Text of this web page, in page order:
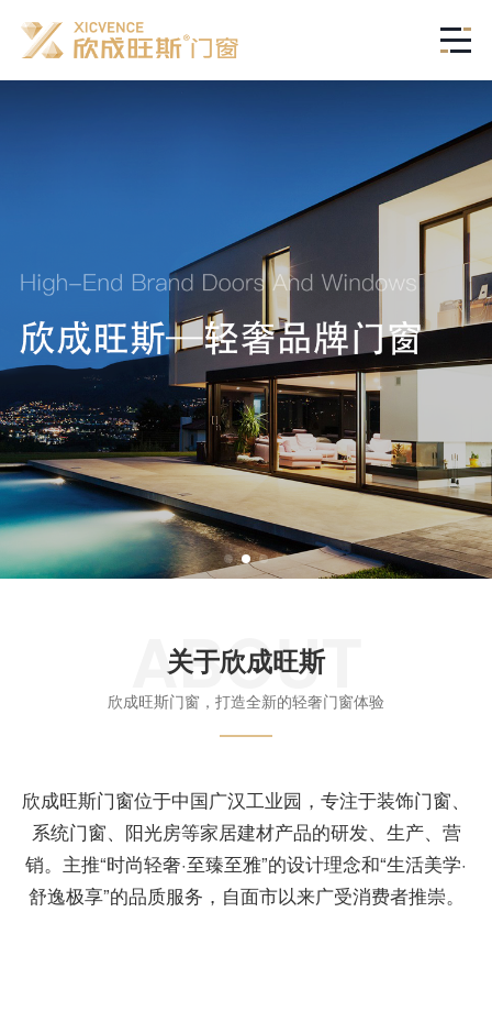
ABOUT
关于欣成旺斯
欣成旺斯门窗，打造全新的轻奢门窗体验
欣成旺斯门窗位于中国广汉工业园，专注于装饰门窗、
系统门窗、阳光房等家居建材产品的研发、生产、营
销。主推“时尚轻奢·至臻至雅”的设计理念和“生活美学·
舒逸极享”的品质服务，自面市以来广受消费者推崇。